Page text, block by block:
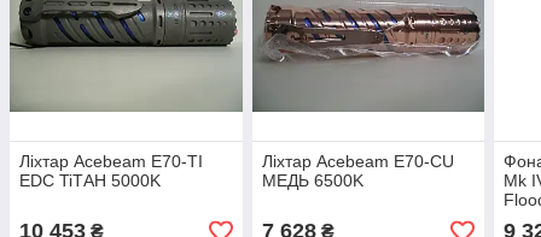
Ліхтар Acebeam E70-TI
EDC TiТАН 5000K
10 453 ₴
Ліхтар Acebeam E70-CU
МЕДЬ 6500K
7 628₴
Mk
9